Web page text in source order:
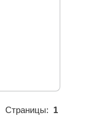
Страницы: 1